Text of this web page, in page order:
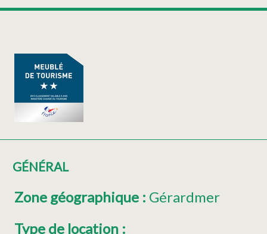
GÉNÉRAL
Zone géographique : Gérardmer
Type de location :